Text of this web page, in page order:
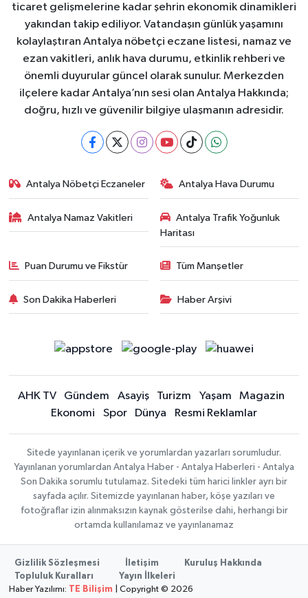
ticaret gelişmelerine kadar şehrin ekonomik dinamikleri
yakından takip ediliyor. Vatandaşın günlük yaşamını
kolaylaştıran Antalya nöbetçi eczane listesi, namaz ve
ezan vakitleri, anlık hava durumu, etkinlik rehberi ve
önemli duyurular güncel olarak sunulur. Merkezden
ilçelere kadar Antalya’nın sesi olan Antalya Hakkında;
doğru, hızlı ve güvenilir bilgiye ulaşmanın adresidir.
Antalya Nöbetçi Eczaneler Antalya Hava Durumu
Antalya Namaz Vakitleri
Antalya Trafik Yoğunluk
Haritası
Puan Durumu ve Fikstür Tüm Manşetler
Son Dakika Haberleri Haber Arşivi
AHK TV Gündem Asayiş Turizm Yaşam
Magazin
Ekonomi
Spor Dünya Resmi Reklamlar
Sitede yayınlanan içerik ve yorumlardan yazarları sorumludur.
Yayınlanan yorumlardan Antalya Haber - Antalya Haberleri - Antalya
Son Dakika sorumlu tutulamaz. Sitedeki tüm harici linkler ayrı bir
sayfada açılır. Sitemizde yayınlanan haber, köşe yazıları ve
fotoğraflar izin alınmaksızın kaynak gösterilse dahi, herhangi bir
ortamda kullanılamaz ve yayınlanamaz
Gizlilik Sözleşmesi İletişim
Kuruluş Hakkında
Topluluk Kuralları
Yayın İlkeleri
Haber Yazılımı:
TE Bilişim | Copyright © 2026